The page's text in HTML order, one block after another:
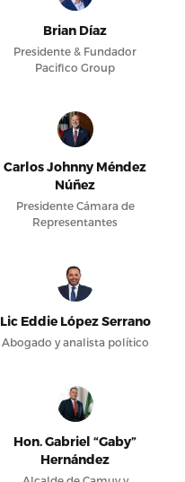
Brian Díaz
Presidente & Fundador
Pacifico Group
Carlos Johnny Méndez
Núñez
Presidente Cámara de
Representantes
Lic Eddie López Serrano
Abogado y analista político
Hon. Gabriel “Gaby”
Hernández